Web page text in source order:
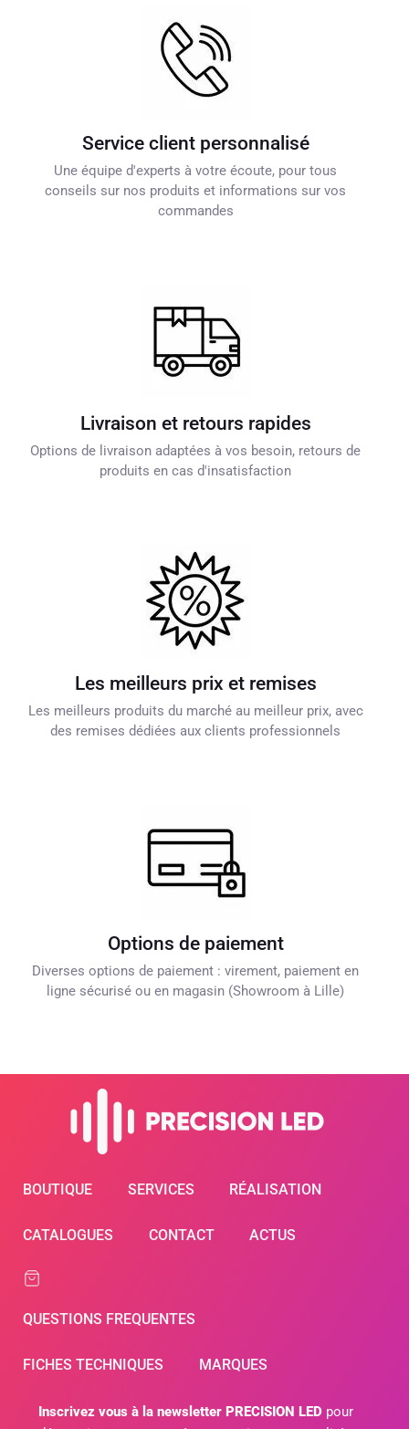
Service client personnalisé
Une équipe d'experts à votre écoute, pour tous
conseils sur nos produits et informations sur vos
commandes
Livraison et retours rapides
Options de livraison adaptées à vos besoin, retours de
produits en cas d'insatisfaction
Les meilleurs prix et remises
Les meilleurs produits du marché au meilleur prix, avec
des remises dédiées aux clients professionnels
Options de paiement
Diverses options de paiement : virement, paiement en
ligne sécurisé ou en magasin (Showroom à Lille)
BOUTIQUE SERVICES RÉALISATION
CATALOGUES CONTACT ACTUS
QUESTIONS FREQUENTES
FICHES TECHNIQUES MARQUES
Inscrivez vous à la newsletter PRECISION LEDpour